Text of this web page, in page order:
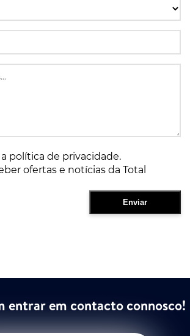
política de privacidade.
ofertas e notícias da Total
entrar em contacto connosco!